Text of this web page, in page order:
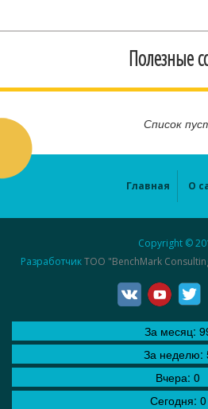
Полезные
Список
Главная О
Copyright ©
РазработчикТОО "BenchMark
За месяц:
За неделю:
Вчера: 0
Сегодня: 0